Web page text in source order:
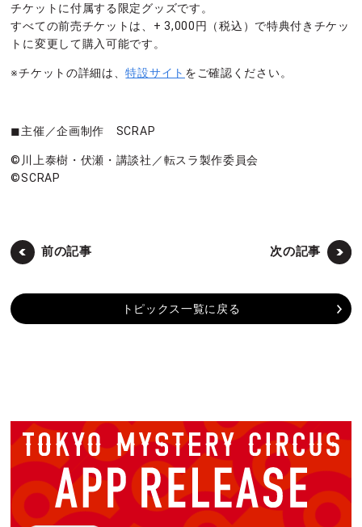
チケットに付属する限定グッズです。
すべての前売チケットは、+ 3,000円（税込）で特典付きチケッ
トに変更して購入可能です。
※チケットの詳細は、特設サイト をご確認ください。
◼︎主催／企画制作 SCRAP
©川上泰樹・伏瀬・講談社／転スラ製作委員会
©SCRAP
前の記事 次の記事
トピックス一覧に戻る